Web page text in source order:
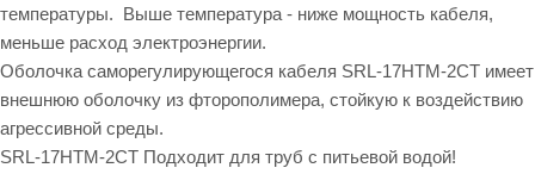
температуры. Выше температура - ниже мощность кабеля,
меньше расход электроэнергии.
Оболочка саморегулирующегося кабеля SRL-17HTM-2CT имеет
внешнюю оболочку из фторополимера, стойкую к воздействию
агрессивной среды.
SRL-17HTM-2CT Подходит для труб с питьевой водой!